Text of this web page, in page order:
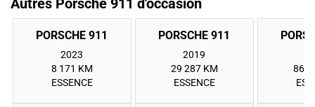
Autres Porsche 911 d'occasion
2023
8 171 KM
ESSENCE
2019
29 287 KM
ESSENCE
86